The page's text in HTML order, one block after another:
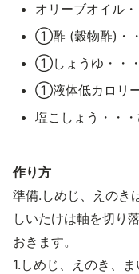
オリーブオイル
①酢 (穀物酢)・
①しょうゆ・・
①液体低カロリ
塩こしょう・・
作り方
準備.しめじ、えのき
しいたけは軸を切り
おきます。
1.しめじ、えのき、